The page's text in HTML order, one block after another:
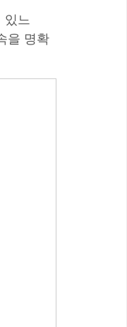
있느
을 명확